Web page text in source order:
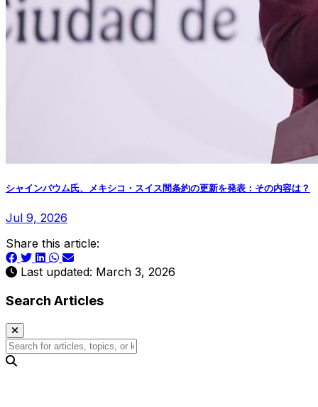
シャインバウム氏、メキシコ・スイス間条約の更新を発表：その内容は？
Jul 9, 2026
Share this article:
Last updated: March 3, 2026
Search Articles